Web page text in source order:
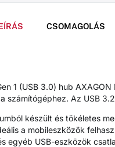
CSOMAGOLÁS
1 (USB 3.0) hub
számítógéphez. Az USB
készült és tökéletes
a mobileszközök
egyéb USB-eszközök